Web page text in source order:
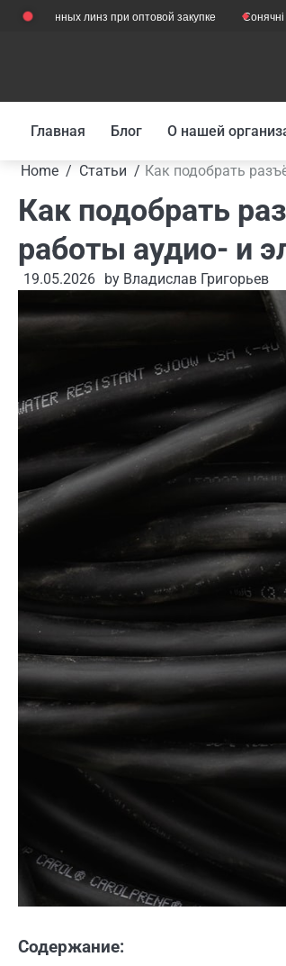
Skip
линз при оптовой закупке Сонячні
Главная Блог О нашей
Home Статьи Как подобрать
Как подобрать
работы аудио- и
19.05.2026 by Владислав Григорьев
Содержание: